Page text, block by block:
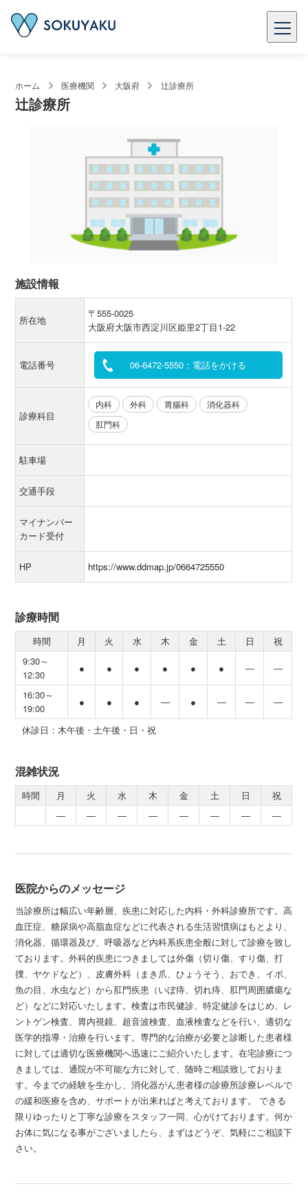
ホーム 医療機関 大阪府 辻診療所
辻診療所
施設情報
所在地
〒555-0025
大阪府大阪市西淀川区姫里2丁目1-22
電話番号 06-6472-5550：電話をかける
診療科目
内科 外科 胃腸科
消化器科
肛門科
駐車場
交通手段
マイナンバー
カード受付
HP https://www.ddmap.jp/0664725550
診療時間
時間 月 火 水 木 金 土 日
祝
9:30～
12:30
● ● ● ● ● ● ― ―
16:30～
19:00
● ● ● ― ● ― ― ―
休診日：木午後・土午後・日・祝
混雑状況
時間 月 火 水 木 金 土 日
祝
―
― ― ― ― ― ― ―
医院からのメッセージ
当診療所は幅広い年齢層、疾患に対応した内科・外科診療所です。高
血圧症、糖尿病や高脂血症などに代表される生活習慣病はもとより、
消化器、循環器及び、呼吸器など内科系疾患全般に対して診療を致し
ております。外科的疾患につきましては外傷（切り傷、すり傷、打
撲、ヤケドなど）、皮膚外科（まき爪、ひょうそう、おでき、イボ、
魚の目、水虫など）から肛門疾患（いぼ痔、切れ痔、肛門周囲膿瘍な
ど）などに対応いたします。検査は市民健診、特定健診をはじめ、レ
ントゲン検査、胃内視鏡、超音波検査、血液検査などを行い、適切な
医学的指導・治療を行います。専門的な治療が必要と診断した患者様
に対しては適切な医療機関へ迅速にご紹介いたします。在宅診療につ
きましては、通院が不可能な方に対して、随時ご相談致しておりま
す。今までの経験を生かし、消化器がん患者様の診療所診療レベルで
の緩和医療を含め、サポートが出来ればと考えております。 できる
限りゆったりと丁寧な診療をスタッフ一同、心がけております。何か
お体に気になる事がございましたら、まずはどうぞ、気軽にご相談下
さい。